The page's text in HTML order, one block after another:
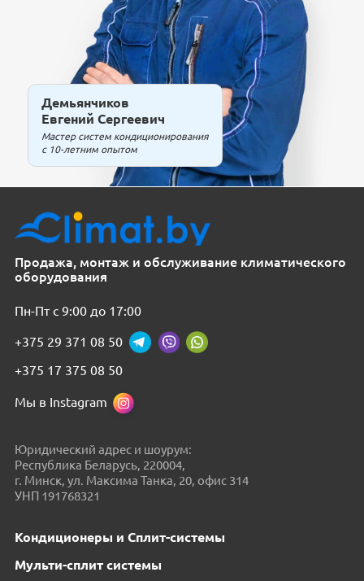
Демьянчиков
Евгений Сергеевич
Мастер систем кондиционирования
с 10-летним опытом
Продажа, монтаж и обслуживание климатического
оборудования
Пн-Пт с 9:00 до 17:00
+375 29 371 08 50
+375 17 375 08 50
Мы в Instagram
Юридический адрес и шоурум:
Республика Беларусь, 220004,
г. Минск, ул. Максима Танка, 20, офис 314
УНП 191768321
Кондиционеры и Сплит-системы
Мульти-сплит системы